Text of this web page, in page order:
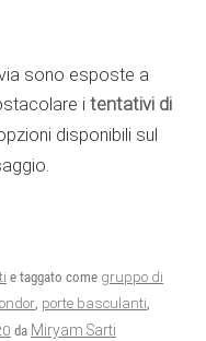
sono esposte a
i tentativi di
disponibili sul
e taggato come gruppo di
, porte basculanti,
da Miryam Sarti